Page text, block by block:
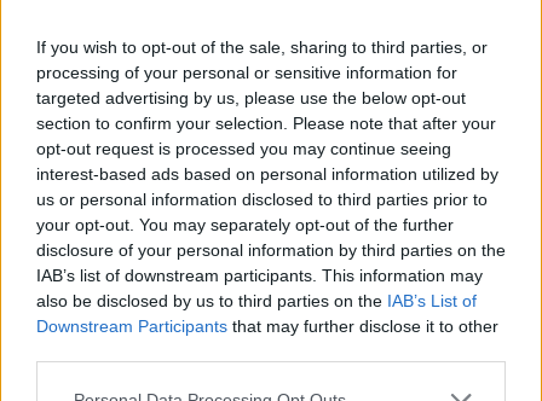
If you wish to opt-out of the sale, sharing to third parties, or
processing of your personal or sensitive information for
targeted advertising by us, please use the below opt-out
section to confirm your selection. Please note that after your
opt-out request is processed you may continue seeing
interest-based ads based on personal information utilized by
us or personal information disclosed to third parties prior to
your opt-out. You may separately opt-out of the further
disclosure of your personal information by third parties on the
IAB’s list of downstream participants. This information may
also be disclosed by us to third parties on the IAB’s List of
Downstream Participants that may further disclose it to other
Please note that this website/app uses one or more Google